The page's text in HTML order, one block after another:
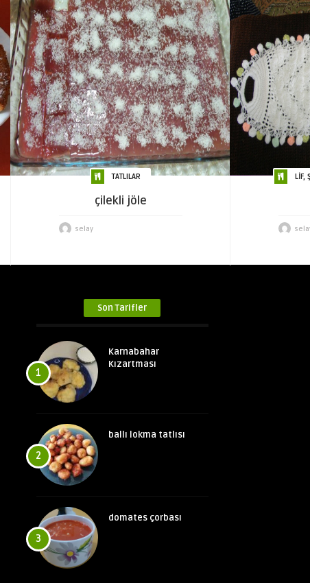
TATLILAR
çilekli jöle
selay
LİF,
Son Tarifler
1
Karnabahar
Kızartması
2
ballı lokma tatlısı
3
domates çorbası